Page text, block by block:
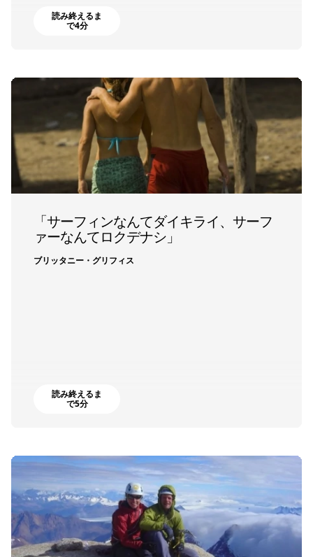
読み終えるま
で4分
「サーフィンなんてダイキライ、サーフ
ァーなんてロクデナシ」
ブリッタニー・グリフィス
読み終えるま
で5分